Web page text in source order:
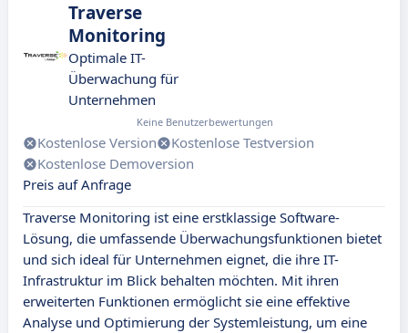
Traverse
Monitoring
Optimale IT-
Überwachung für
Unternehmen
Keine Benutzerbewertungen
Kostenlose Version
Kostenlose Testversion
Kostenlose Demoversion
Preis auf Anfrage
Traverse Monitoring ist eine erstklassige Software-
Lösung, die umfassende Überwachungsfunktionen bietet
und sich ideal für Unternehmen eignet, die ihre IT-
Infrastruktur im Blick behalten möchten. Mit ihren
erweiterten Funktionen ermöglicht sie eine effektive
Analyse und Optimierung der Systemleistung, um eine